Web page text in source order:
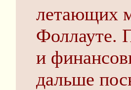
летающих
Фоллауте.
и
дальше